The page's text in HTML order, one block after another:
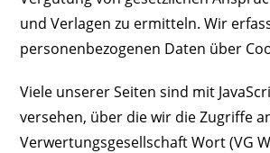
und Verlagen zu ermitteln. Wir
personenbezogenen Daten über
Viele unserer Seiten sind mit
versehen, über die wir die Zugriffe
Verwertungsgesellschaft Wort (VG